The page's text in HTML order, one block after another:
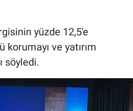
yüzde 12,5'e
ve yatırım
söyledi.